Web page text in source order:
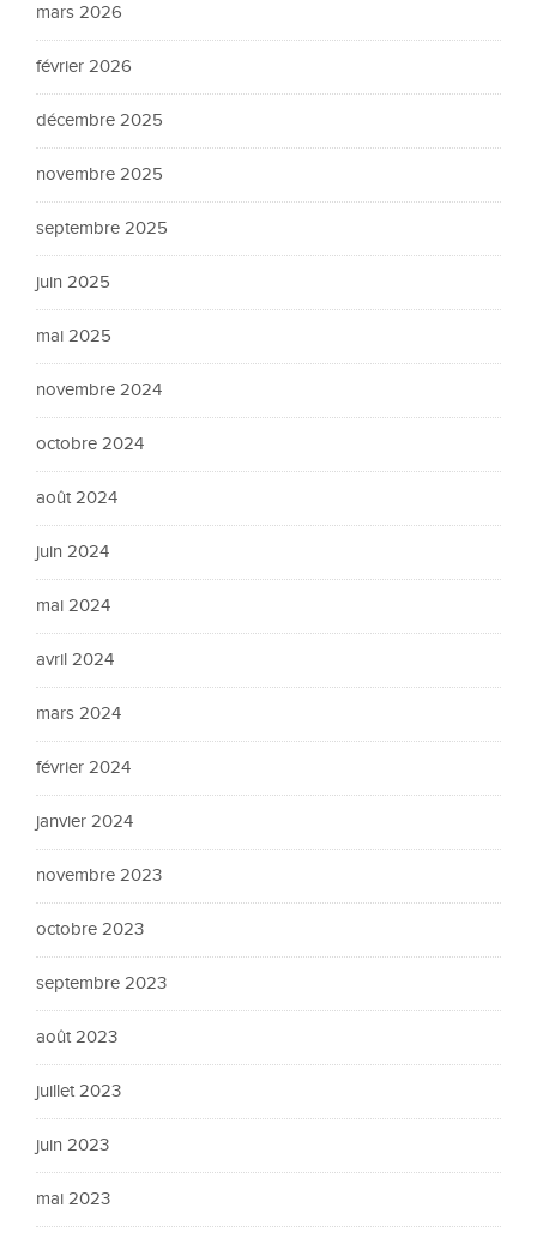
mars 2026
février 2026
décembre 2025
novembre 2025
septembre 2025
juin 2025
mai 2025
novembre 2024
octobre 2024
août 2024
juin 2024
mai 2024
avril 2024
mars 2024
février 2024
janvier 2024
novembre 2023
octobre 2023
septembre 2023
août 2023
juillet 2023
juin 2023
mai 2023